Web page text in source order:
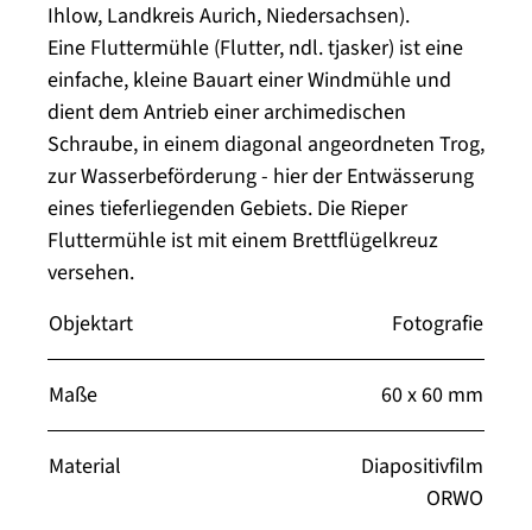
Ihlow, Landkreis Aurich, Niedersachsen).
Eine Fluttermühle (Flutter, ndl. tjasker) ist eine
einfache, kleine Bauart einer Windmühle und
dient dem Antrieb einer archimedischen
Schraube, in einem diagonal angeordneten Trog,
zur Wasserbeförderung - hier der Entwässerung
eines tieferliegenden Gebiets. Die Rieper
Fluttermühle ist mit einem Brettflügelkreuz
versehen.
Objektart
Fotografie
Maße 60 x 60 mm
Material
Diapositivfilm
ORWO